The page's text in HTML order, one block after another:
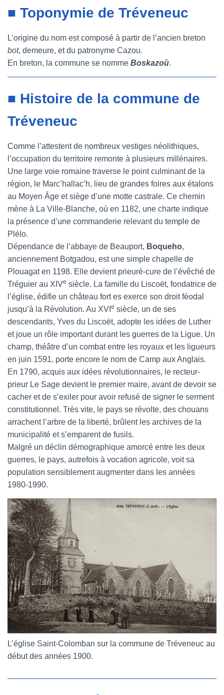
■ Toponymie de Tréveneuc
L’origine du nom est composé à partir de l’ancien breton
bot, demeure, et du patronyme Cazou.
En breton, la commune se nomme Boskazoù.
■ Histoire de la commune de
Tréveneuc
Comme l’attestent de nombreux vestiges néolithiques,
l’occupation du territoire remonte à plusieurs millénaires.
Une large voie romaine traverse le point culminant de la
région, le Marc’hallac’h, lieu de grandes foires aux étalons
au Moyen Âge et siège d’une motte castrale. Ce chemin
mène à La Ville-Blanche, où en 1182, une charte indique
la présence d’une commanderie relevant du temple de
Plélo.
Dépendance de l’abbaye de Beauport, Boqueho,
anciennement Botgadou, est une simple chapelle de
Plouagat en 1198. Elle devient prieuré-cure de l’évêché de
Tréguier au XIVe siècle. La famille du Liscoët, fondatrice de
l’église, édifie un château fort es exerce son droit féodal
jusqu’à la Révolution. Au XVI e siècle, un de ses
descendants, Yves du Liscoët, adopte les idées de Luther
et joue un rôle important durant les guerres de la Ligue. Un
champ, théâtre d’un combat entre les royaux et les ligueurs
en juin 1591, porte encore le nom de Camp aux Anglais.
En 1790, acquis aux idées révolutionnaires, le recteur-
prieur Le Sage devient le premier maire, avant de devoir se
cacher et de s’exiler pour avoir refusé de signer le serment
constitutionnel. Très vite, le pays se révolte, des chouans
arrachent l’arbre de la liberté, brûlent les archives de la
municipalité et s’emparent de fusils.
Malgré un déclin démographique amorcé entre les deux
guerres, le pays, autrefois à vocation agricole, voit sa
population sensiblement augmenter dans les années
1980-1990.
L’église Saint-Colomban sur la commune de Tréveneuc au
début des années 1900.